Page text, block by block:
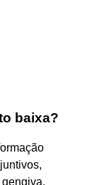
baixa?